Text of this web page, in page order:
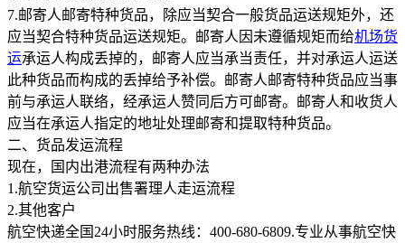
7.邮寄人邮寄特种货品，除应当契合一般货品运送规矩外，还
应当契合特种货品运送规矩。邮寄人因未遵循规矩而给机场货
运承运人构成丢掉的，邮寄人应当承当责任，并对承运人运送
此种货品而构成的丢掉给予补偿。邮寄人邮寄特种货品应当事
前与承运人联络，经承运人赞同后方可邮寄。邮寄人和收货人
应当在承运人指定的地址处理邮寄和提取特种货品。
二、货品发运流程
现在，国内出港流程有两种办法
1.航空货运公司出售署理人走运流程
2.其他客户
航空快递全国24小时服务热线：400-680-6809.专业从事航空快